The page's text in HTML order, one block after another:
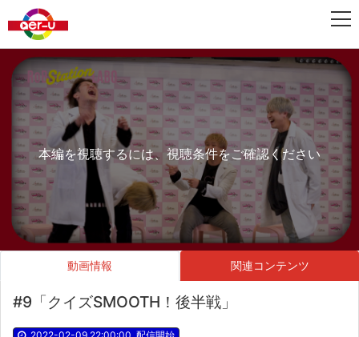
本編を視聴するには、視聴条件をご確認ください
動画情報 関連コンテンツ
#9「クイズSMOOTH！後半戦」